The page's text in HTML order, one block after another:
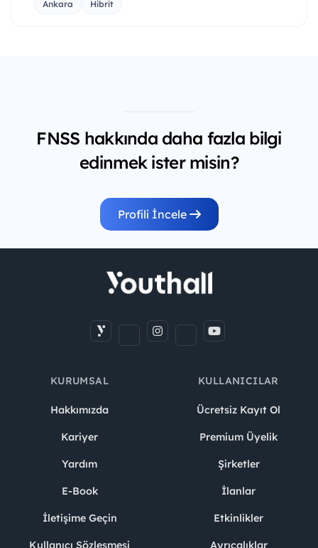
Ankara Hibrit
FNSS hakkında daha fazla bilgi
edinmek ister misin?
Profili İncele
KURUMSAL
Hakkımızda
Kariyer
Yardım
E-Book
İletişime Geçin
Kullanıcı Sözleşmesi
KULLANICILAR
Ücretsiz Kayıt Ol
Premium Üyelik
Şirketler
İlanlar
Etkinlikler
Ayrıcalıklar